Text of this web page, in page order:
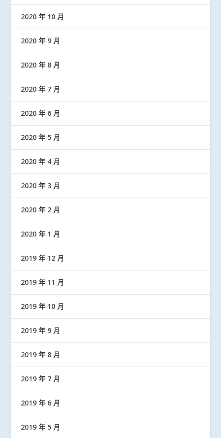
2020 年 10 月
2020 年 9 月
2020 年 8 月
2020 年 7 月
2020 年 6 月
2020 年 5 月
2020 年 4 月
2020 年 3 月
2020 年 2 月
2020 年 1 月
2019 年 12 月
2019 年 11 月
2019 年 10 月
2019 年 9 月
2019 年 8 月
2019 年 7 月
2019 年 6 月
2019 年 5 月